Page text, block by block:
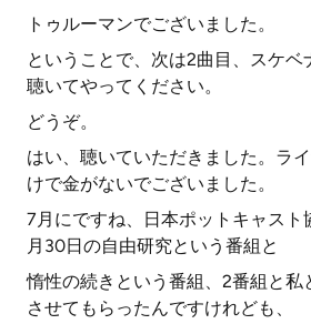
トゥルーマンでございました。
ということで、次は2曲目、スケベ
聴いてやってください。
どうぞ。
はい、聴いていただきました。ラ
けで金がないでございました。
7月にですね、日本ポットキャスト
月30日の自由研究という番組と
惰性の続きという番組、2番組と私
させてもらったんですけれども、